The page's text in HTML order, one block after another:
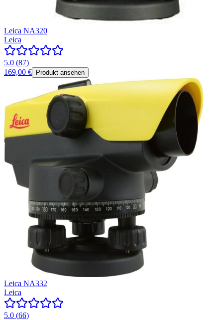
Leica NA320
Leica
5.0 (87)
169,00 €
Produkt ansehen
Leica NA332
Leica
5.0 (66)